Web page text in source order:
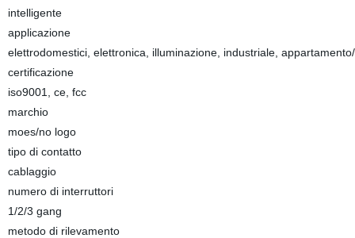
intelligente
applicazione
elettrodomestici, elettronica, illuminazione, industriale,
certificazione
iso9001, ce, fcc
marchio
moes/no logo
tipo di contatto
cablaggio
numero di interruttori
1/2/3 gang
metodo di rilevamento